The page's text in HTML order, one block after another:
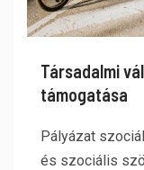
Társadalmi
támogatása
Pályázat
és szociális